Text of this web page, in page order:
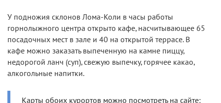
У подножия склонов Лома-Коли в часы работы
горнолыжного центра открыто кафе, насчитывающее 65
посадочных мест в зале и 40 на открытой террасе. В
кафе можно заказать выпеченную на камне пиццу,
недорогой ланч (суп), свежую выпечку, горячее какао,
алкогольные напитки.
Карты обоих курортов можно посмотреть на сайте: